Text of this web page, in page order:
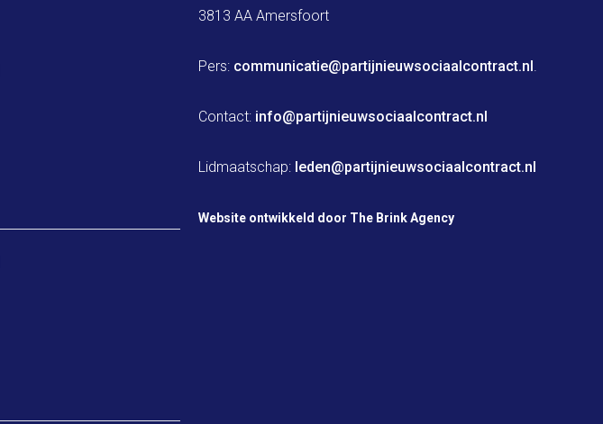
3813 AA Amersfoort
Pers: communicatie@partijnieuwsociaalcontract.nl.
Contact: info@partijnieuwsociaalcontract.nl
Lidmaatschap: leden@partijnieuwsociaalcontract.nl
Website ontwikkeld door The Brink Agency